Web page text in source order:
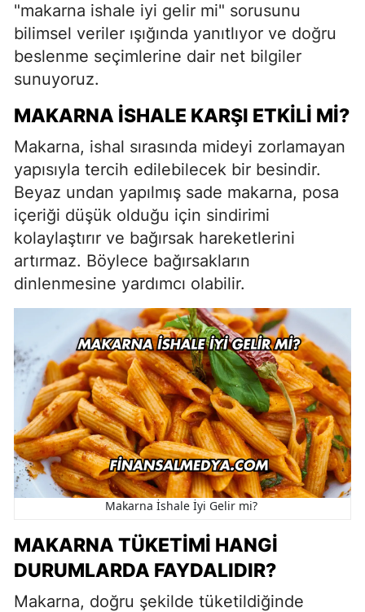
"makarna ishale iyi gelir mi" sorusunu
bilimsel veriler ışığında yanıtlıyor ve doğru
beslenme seçimlerine dair net bilgiler
sunuyoruz.
MAKARNA İSHALE KARŞI ETKILI MI?
Makarna, ishal sırasında mideyi zorlamayan
yapısıyla tercih edilebilecek bir besindir.
Beyaz undan yapılmış sade makarna, posa
içeriği düşük olduğu için sindirimi
kolaylaştırır ve bağırsak hareketlerini
artırmaz. Böylece bağırsakların
dinlenmesine yardımcı olabilir.
Makarna İshale İyi Gelir mi?
MAKARNA TÜKETIMI HANGI
DURUMLARDA FAYDALIDIR?
Makarna, doğru şekilde tüketildiğinde